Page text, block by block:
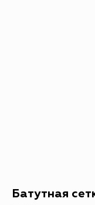
Батутная